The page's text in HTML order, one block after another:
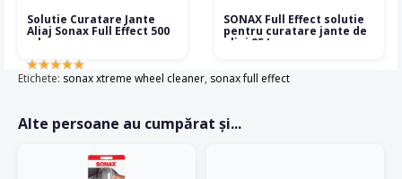
Solutie Curatare Jante
Aliaj Sonax Full Effect 500
ml
SONAX Full Effect solutie
pentru curatare jante de
aliaj 25 L
Etichete: sonax xtreme wheel cleaner, sonax full effect
Alte persoane au cumpărat și...